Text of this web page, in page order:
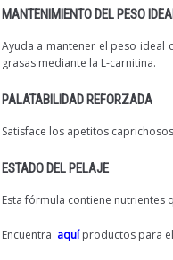
MANTENIMIENTO DEL PESO
Ayuda a mantener el peso ideal
grasas mediante la L-carnitina.
PALATABILIDAD REFORZADA
Satisface los apetitos
ESTADO DEL PELAJE
Esta fórmula contiene nutrientes
Encuentra aquíproductos para